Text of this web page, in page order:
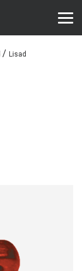
Lisad